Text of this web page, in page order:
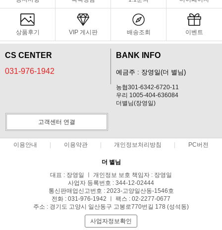
상품후기 VIP 게시판 배송조회 이벤트
CS CENTER
031-976-1942
BANK INFO
예금주 : 장영일(더 별님)
농협301-6342-6720-11
우리 1005-404-636084
더별님(장영일)
고객센터 연결
이용안내 이용약관 개인정보처리방침 PC버전
더 별님
대표 : 장영일 ㅣ 개인정보 보호 책임자 : 장영일
사업자 등록번호 : 344-12-02444
통신판매업신고번호 : 2023-고양일산동-1546호
전화 : 031-976-1942 ㅣ 팩스 : 02-2277-0677
주소 : 경기도 고양시 일산동구 고봉로770번길 178 (성석동)
사업자정보확인